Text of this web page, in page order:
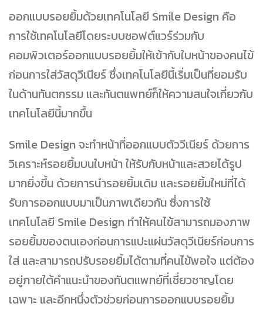
ออกแบบรอยยิ้มด้วยเทคโนโลยี Smile Design คือ
การใช้เทคโนโลยีโดยระบบซอฟต์แวร์ร่วมกับ
คอมพิวเตอร์ออกแบบรอยยิ้มให้เข้ากับใบหน้าของคนไข้
ก่อนการใส่วัสดุวีเนียร์ ซึ่งเทคโนโลยีนี้เริ่มเป็นที่ยอมรับ
ในด้านทันตกรรม และทันตแพทย์ก็ให้ความสนใจเกี่ยวกับ
เทคโนโลยีนี้มากขึ้น
Smile Design จะทำหน้าที่ออกแบบตัววีเนียร์ ด้วยการ
วิเคราะห์รอยยิ้มบนใบหน้า ให้รับกับหน้าและสวยได้รูป
มากยิ่งขึ้น ด้วยการนำรอยยิ้มเดิม และรอยยิ้มใหม่ที่ได้
รับการออกแบบมาเป็นภาพเดียวกัน ซึ่งการใช้
เทคโนโลยี Smile Design ทำให้คนไข้สามารถมองภาพ
รอยยิ้มของตนเองก่อนการแปะแผ่นวัสดุวีเนียร์ก่อนการ
ใส่ และสามารถปรับรอยยิ้มได้ตามที่คนไข้พอใจ แต่ต้อง
อยู่ภายใต้คำแนะนำของทันตแพทย์ที่เชี่ยวชาญโดย
เฉพาะ และอีกหนึ่งตัวช่วยก่อนการออกแบบรอยยิ้ม